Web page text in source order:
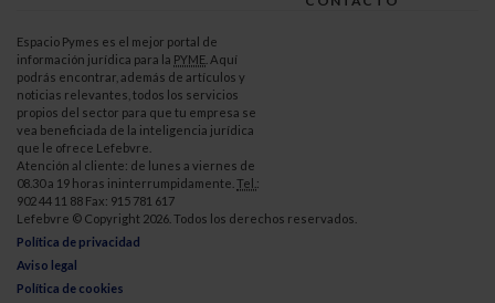
Espacio Pymes es el mejor portal de
información jurídica para la PYME . Aquí
podrás encontrar, además de artículos y
noticias relevantes, todos los servicios
propios del sector para que tu empresa se
vea beneficiada de la inteligencia jurídica
que le ofrece Lefebvre.
Atención al cliente: de lunes a viernes de
08.30 a 19 horas ininterrumpidamente. Tel. :
902 44 11 88 Fax: 915 781 617
Lefebvre © Copyright 2026. Todos los derechos reservados.
Política de privacidad
Aviso legal
Política de cookies